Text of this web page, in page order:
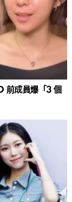
前成員爆「3 個